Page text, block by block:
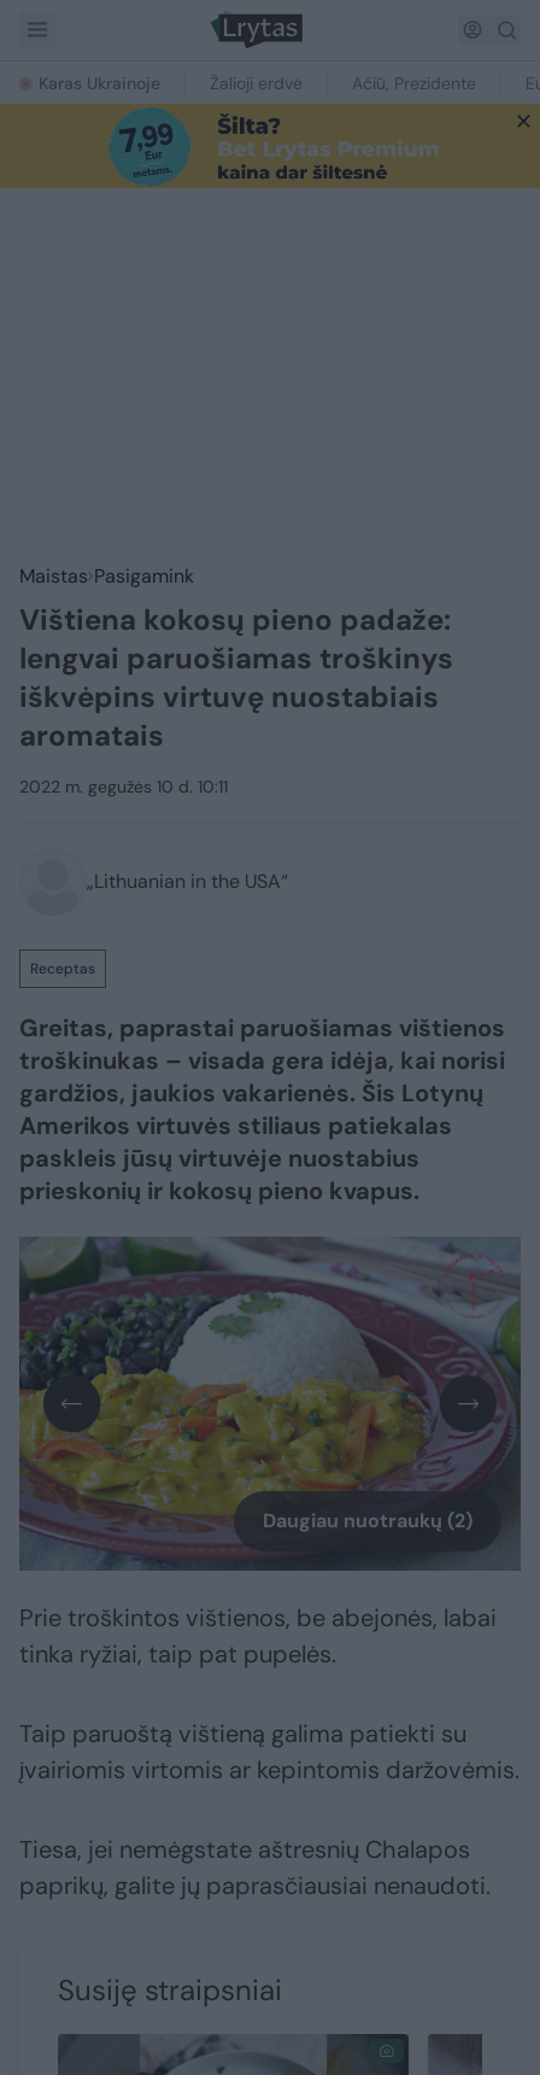
Karas Ukrainoje Žalioji erdvė Ačiū, Prezidente
Maistas Pasigamink
Vištiena kokosų pieno padaže:
lengvai paruošiamas troškinys
iškvėpins virtuvę nuostabiais
aromatais
2022 m. gegužės 10 d. 10:11
„Lithuanian in the USA“
Receptas
Greitas, paprastai paruošiamas vištienos
troškinukas – visada gera idėja, kai norisi
gardžios, jaukios vakarienės. Šis Lotynų
Amerikos virtuvės stiliaus patiekalas
paskleis jūsų virtuvėje nuostabius
prieskonių ir kokosų pieno kvapus.
Daugiau nuotraukų (2)
Prie troškintos vištienos, be abejonės, labai
tinka ryžiai, taip pat pupelės.
Taip paruoštą vištieną galima patiekti su
įvairiomis virtomis ar kepintomis daržovėmis.
Tiesa, jei nemėgstate aštresnių Chalapos
paprikų, galite jų paprasčiausiai nenaudoti.
Susiję straipsniai